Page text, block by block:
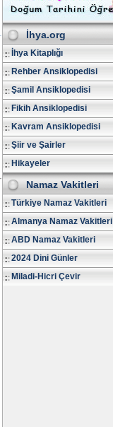
İhya.org
İhya Kitaplığı
Rehber Ansiklopedisi
Şamil Ansiklopedisi
Fikih Ansiklopedisi
Kavram Ansiklopedisi
Şiir ve Şairler
Hikayeler
Namaz Vakitleri
Türkiye Namaz Vakitleri
Almanya Namaz Vakitleri
ABD Namaz Vakitleri
2024 Dini Günler
Miladi-Hicri Çevir